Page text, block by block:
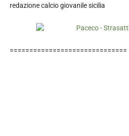
redazione calcio giovanile sicilia
==============================